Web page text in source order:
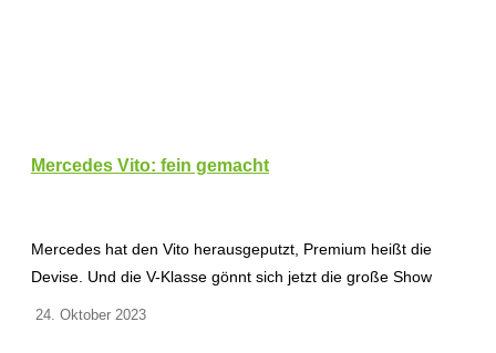
Mercedes Vito: fein gemacht
Mercedes hat den Vito herausgeputzt, Premium heißt die
Devise. Und die V-Klasse gönnt sich jetzt die große Show
24. Oktober 2023